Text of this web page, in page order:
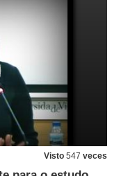
Visto 547 veces